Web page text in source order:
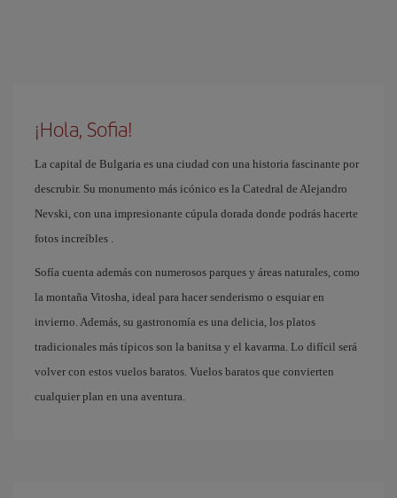
¡Hola, Sofia!
La capital de Bulgaria es una ciudad con una historia fascinante por
descrubir. Su monumento más icónico es la Catedral de Alejandro
Nevski, con una impresionante cúpula dorada donde podrás hacerte
fotos increíbles .
Sofía cuenta además con numerosos parques y áreas naturales, como
la montaña Vitosha, ideal para hacer senderismo o esquiar en
invierno. Además, su gastronomía es una delicia, los platos
tradicionales más típicos son la banitsa y el kavarma. Lo difícil será
volver con estos vuelos baratos. Vuelos baratos que convierten
cualquier plan en una aventura.